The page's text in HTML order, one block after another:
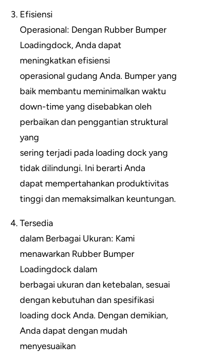
Efisiensi
Operasional: Dengan Rubber Bumper
Loadingdock, Anda dapat
meningkatkan efisiensi
operasional gudang Anda. Bumper yang
baik membantu meminimalkan waktu
down-time yang disebabkan oleh
perbaikan dan penggantian struktural
yang
sering terjadi pada loading dock yang
tidak dilindungi. Ini berarti Anda
dapat mempertahankan produktivitas
tinggi dan memaksimalkan keuntungan.
Tersedia
dalam Berbagai Ukuran: Kami
menawarkan Rubber Bumper
Loadingdock dalam
berbagai ukuran dan ketebalan, sesuai
dengan kebutuhan dan spesifikasi
loading dock Anda. Dengan demikian,
Anda dapat dengan mudah
menyesuaikan